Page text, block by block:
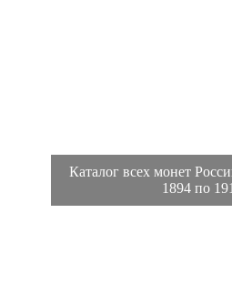
Каталог всех монет
1894 по